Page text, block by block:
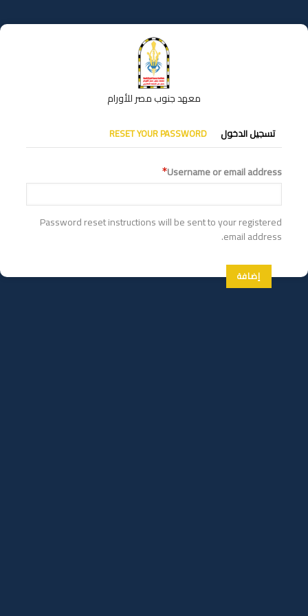
إلى
المحتوى
معهد جنوب مصر للأورام
التبويبات
الأساسية
تسجيل الدخول RESET YOUR PASSWORD
Username or email address
Password reset instructions will be sent to your registered
email address.